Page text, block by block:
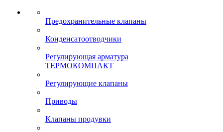
Предохранительные клапаны
Конденсатоотводчики
Регулирующая арматура
ТЕРМОКОМПАКТ
Регулирующие клапаны
Приводы
Клапаны продувки